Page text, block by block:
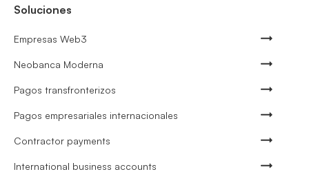
Soluciones
Empresas Web3
Neobanca Moderna
Pagos transfronterizos
Pagos empresariales internacionales
Contractor payments
International business accounts